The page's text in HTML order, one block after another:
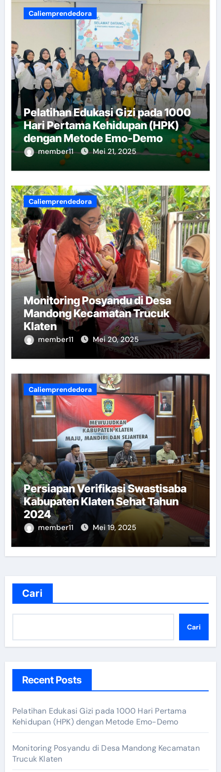
Caliemprendedora
Pelatihan Edukasi Gizi pada 1000
Hari Pertama Kehidupan (HPK)
dengan Metode Emo-Demo
member11 Mei 21, 2025
Caliemprendedora
Monitoring Posyandu di Desa
Mandong Kecamatan Trucuk
Klaten
member11 Mei 20, 2025
Caliemprendedora
Persiapan Verifikasi Swastisaba
Kabupaten Klaten Sehat Tahun
2024
member11 Mei 19, 2025
Cari
Cari
Recent Posts
Pelatihan Edukasi Gizi pada 1000 Hari Pertama
Kehidupan (HPK) dengan Metode Emo-Demo
Monitoring Posyandu di Desa Mandong Kecamatan
Trucuk Klaten